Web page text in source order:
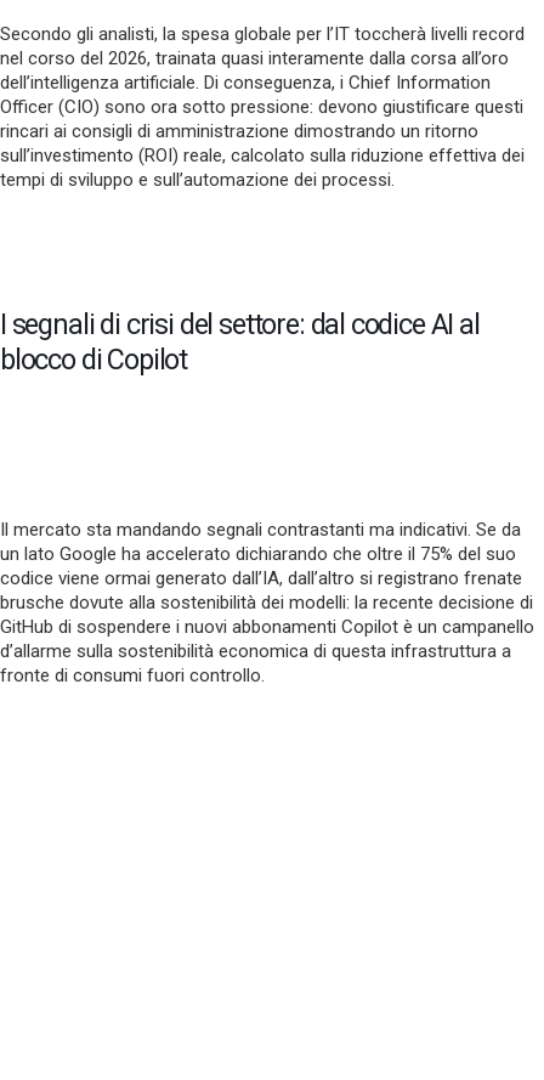
Secondo gli analisti, la spesa globale per l’IT toccherà livelli record
nel corso del 2026, trainata quasi interamente dalla corsa all’oro
dell’intelligenza artificiale. Di conseguenza, i Chief Information
Officer (CIO) sono ora sotto pressione: devono giustificare questi
rincari ai consigli di amministrazione dimostrando un ritorno
sull’investimento (ROI) reale, calcolato sulla riduzione effettiva dei
tempi di sviluppo e sull’automazione dei processi.
I segnali di crisi del settore: dal codice AI al
blocco di Copilot
Il mercato sta mandando segnali contrastanti ma indicativi. Se da
un lato Google ha accelerato dichiarando che oltre il 75% del suo
codice viene ormai generato dall’IA, dall’altro si registrano frenate
brusche dovute alla sostenibilità dei modelli: la recente decisione di
GitHub di sospendere i nuovi abbonamenti Copilot è un campanello
d’allarme sulla sostenibilità economica di questa infrastruttura a
fronte di consumi fuori controllo.